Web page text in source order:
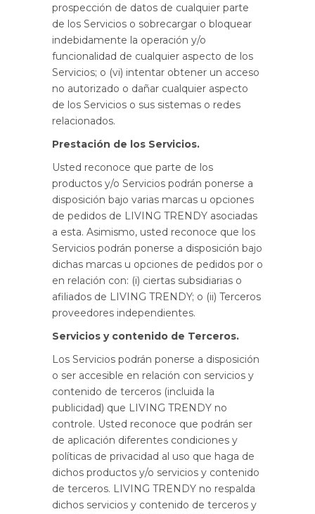
prospección de datos de cualquier parte
de los Servicios o sobrecargar o bloquear
indebidamente la operación y/o
funcionalidad de cualquier aspecto de los
Servicios; o (vi) intentar obtener un acceso
no autorizado o dañar cualquier aspecto
de los Servicios o sus sistemas o redes
relacionados.
Prestación de los Servicios.
Usted reconoce que parte de los
productos y/o Servicios podrán ponerse a
disposición bajo varias marcas u opciones
de pedidos de LIVING TRENDY asociadas
a esta. Asimismo, usted reconoce que los
Servicios podrán ponerse a disposición bajo
dichas marcas u opciones de pedidos por o
en relación con: (i) ciertas subsidiarias o
afiliados de LIVING TRENDY; o (ii) Terceros
proveedores independientes.
Servicios y contenido de Terceros.
Los Servicios podrán ponerse a disposición
o ser accesible en relación con servicios y
contenido de terceros (incluida la
publicidad) que LIVING TRENDY no
controle. Usted reconoce que podrán ser
de aplicación diferentes condiciones y
políticas de privacidad al uso que haga de
dichos productos y/o servicios y contenido
de terceros. LIVING TRENDY no respalda
dichos servicios y contenido de terceros y